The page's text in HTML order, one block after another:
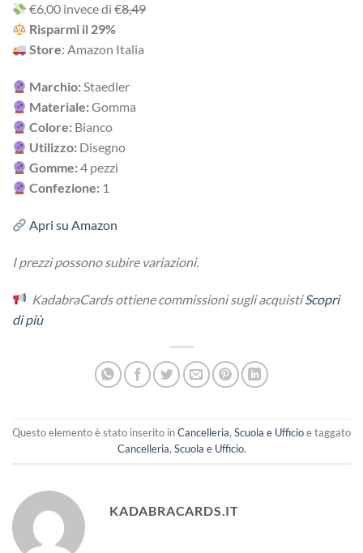
‎€6,00 i‎nv‎ec‎e ‎di‎ €8,49
R‎is‎pa‎rm‎i ‎il‎ 29%
Store: Amazon Italia
Marchio:Staedler
Materiale:Gomma
Colore: Bianco
Utilizzo: Disegno
Gomme:4 pezzi
Confezione: 1
Apri su Amazon
I prezzi possono subire variazioni.
KadabraCards ottiene commissioni sugli acquistiScopri
di più
Questo elemento è stato inserito inCancelleria, Scuola e Ufficioe taggato
Cancelleria, Scuola e Ufficio.
KADABRACARDS.IT